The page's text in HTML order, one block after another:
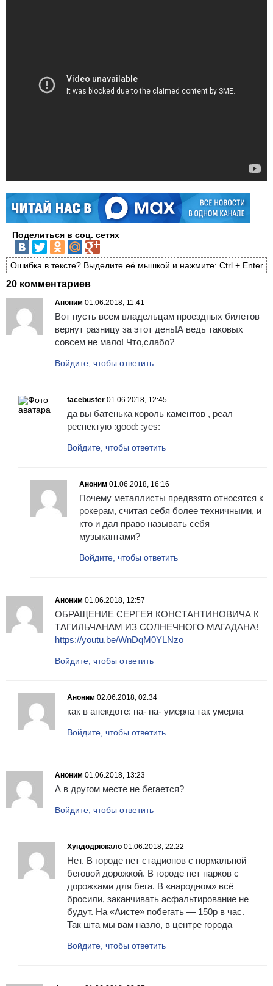
Поделиться в соц. сетях
Ошибка в тексте? Выделите её мышкой и нажмите: Ctrl + Enter
20 комментариев
Аноним 01.06.2018, 11:41
Вот пусть всем владельцам проездных билетов
вернут разницу за этот день!А ведь таковых
совсем не мало! Что,слабо?
Войдите, чтобы ответить
facebuster 01.06.2018, 12:45
да вы батенька король каментов , реал
респектую :good: :yes:
Войдите, чтобы ответить
Аноним 01.06.2018, 16:16
Почему металлисты предвзято относятся к
рокерам, считая себя более техничными, и
кто и дал право называть себя
музыкантами?
Войдите, чтобы ответить
Аноним 01.06.2018, 12:57
ОБРАЩЕНИЕ СЕРГЕЯ КОНСТАНТИНОВИЧА К
ТАГИЛЬЧАНАМ ИЗ СОЛНЕЧНОГО МАГАДАНА!
https://youtu.be/WnDqM0YLNzo
Войдите, чтобы ответить
Аноним 02.06.2018, 02:34
как в анекдоте: на- на- умерла так умерла
Войдите, чтобы ответить
Аноним 01.06.2018, 13:23
А в другом месте не бегается?
Войдите, чтобы ответить
Хундодрюкало 01.06.2018, 22:22
Нет. В городе нет стадионов с нормальной
беговой дорожкой. В городе нет парков с
дорожками для бега. В «народном» всё
бросили, заканчивать асфальтирование не
будут. На «Аисте» побегать — 150р в час.
Так шта мы вам назло, в центре города
Войдите, чтобы ответить